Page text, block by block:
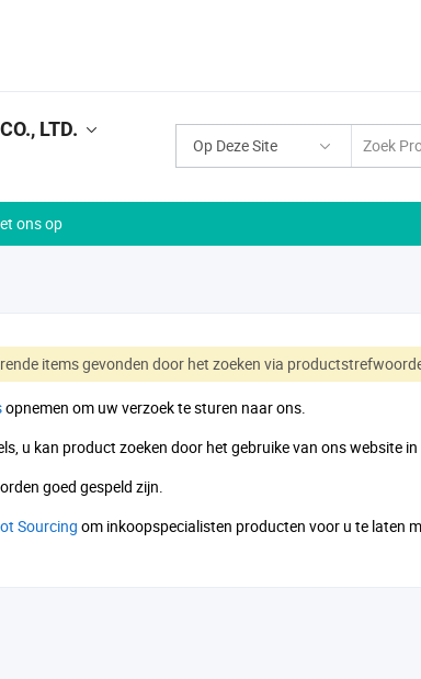
Op Deze Site
LTD.
ons op
items gevonden door het zoeken via
opnemen om uw verzoek te sturen naar ons.
u kan product zoeken door het gebruike van ons website
goed gespeld zijn.
Sourcing om inkoopspecialisten producten voor u te laten